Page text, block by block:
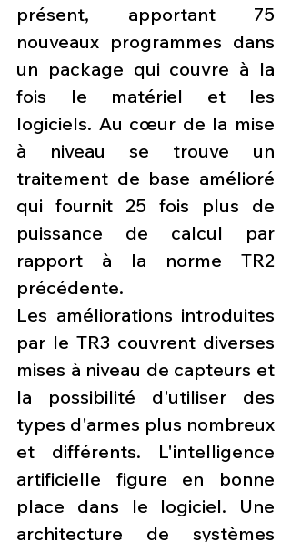
présent, apportant 75
nouveaux programmes dans
un package qui couvre à la
fois le matériel et les
logiciels. Au cœur de la mise
à niveau se trouve un
traitement de base amélioré
qui fournit 25 fois plus de
puissance de calcul par
rapport à la norme TR2
précédente.
Les améliorations introduites
par le TR3 couvrent diverses
mises à niveau de capteurs et
la possibilité d'utiliser des
types d'armes plus nombreux
et différents. L'intelligence
artificielle figure en bonne
place dans le logiciel. Une
architecture de systèmes